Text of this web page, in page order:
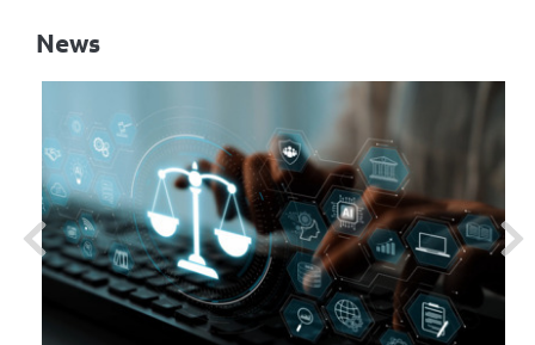
News
Previous Next